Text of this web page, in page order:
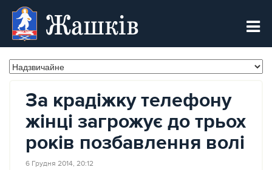
Жашків
За крадіжку телефону
жінці загрожує до трьох
років позбавлення волі
6 Грудня 2014, 20:12